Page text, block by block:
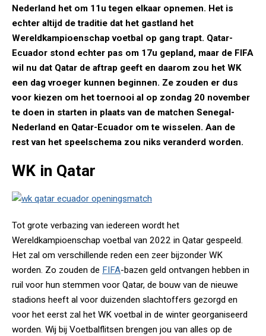
Nederland het om 11u tegen elkaar opnemen. Het is
echter altijd de traditie dat het gastland het
Wereldkampioenschap voetbal op gang trapt. Qatar-
Ecuador stond echter pas om 17u gepland, maar de FIFA
wil nu dat Qatar de aftrap geeft en daarom zou het WK
een dag vroeger kunnen beginnen. Ze zouden er dus
voor kiezen om het toernooi al op zondag 20 november
te doen in starten in plaats van de matchen Senegal-
Nederland en Qatar-Ecuador om te wisselen. Aan de
rest van het speelschema zou niks veranderd worden.
WK in Qatar
Tot grote verbazing van iedereen wordt het
Wereldkampioenschap voetbal van 2022 in Qatar gespeeld.
Het zal om verschillende reden een zeer bijzonder WK
worden. Zo zouden de FIFA-bazen geld ontvangen hebben in
ruil voor hun stemmen voor Qatar, de bouw van de nieuwe
stadions heeft al voor duizenden slachtoffers gezorgd en
voor het eerst zal het WK voetbal in de winter georganiseerd
worden. Wij bij Voetbalflitsen brengen jou van alles op de